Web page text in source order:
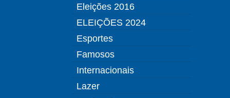
Eleições 2016
ELEIÇÕES 2024
Esportes
Famosos
Internacionais
Lazer